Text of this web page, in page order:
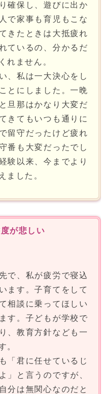
確保し、遊びに出か
で家事も育児もこな
きたときは大抵疲れ
ているの、分かるだ
れません。
、私は一大決心をし
とにしました。一晩
旦那はかなり大変だ
きてもいつも通りに
留守だったけど疲れ
番も大変だったでし
験以来、今までより
ました。
が悲しい
で、私が疲労で寝込
ます。子育てをして
相談に乗ってほしい
す。子どもが学校で
、教育方針なども一
。
「君に任せているじ
」と言うのですが、
分は無関心なのだと